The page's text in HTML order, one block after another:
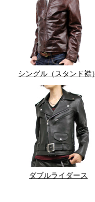
シングル（スタンド襟）
ダブルライダース